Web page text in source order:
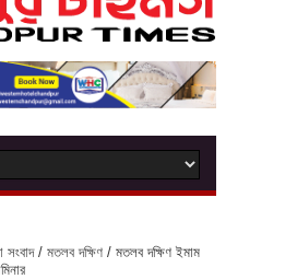
সংবাদ / মতলব দক্ষিণ / মতলব দক্ষিণ ইমাম